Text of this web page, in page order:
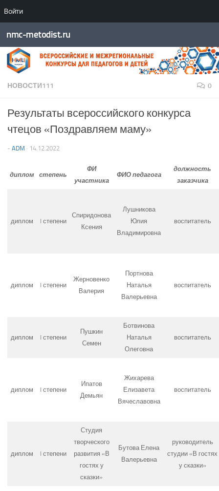
ВойтиПерейти к содержимому
nmc-metodist.ru
НОВОСТИ111 0
Результаты всероссийского конкурса
чтецов «Поздравляем маму»
- ADM · 14.12.2022
диплом степень
ФИ
участника
ФИО педагога
должность
заказчика
диплом I степени
Спиридонова
Ксения
Лушникова
Юлия
Владимировна
воспитатель
диплом I степени
Жерновенко
Валерия
Портнова
Наталья
Валерьевна
воспитатель
диплом I степени
Пушкин
Семен
Ботвинова
Наталья
Олеговна
воспитатель
диплом I степени
Ипатов
Демьян
Жихарева
Елизавета
Вячеславовна
воспитатель
диплом I степени
Студия
творческого
развития «В
гостях у
сказки»
Бутова Елена
Валерьевна
руководитель
студии «В гостях
у сказки»